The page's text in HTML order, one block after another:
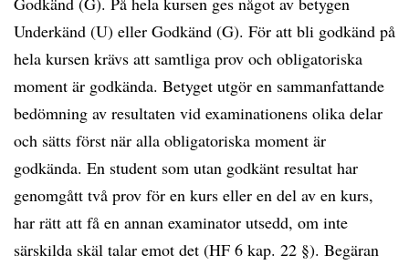
Underkänd (U) eller Godkänd (G). För att bli godkänd på
hela kursen krävs att samtliga prov och obligatoriska
moment är godkända. Betyget utgör en sammanfattande
bedömning av resultaten vid examinationens olika delar
och sätts först när alla obligatoriska moment är
godkända. En student som utan godkänt resultat har
genomgått två prov för en kurs eller en del av en kurs,
har rätt att få en annan examinator utsedd, om inte
särskilda skäl talar emot det (HF 6 kap. 22 §). Begäran